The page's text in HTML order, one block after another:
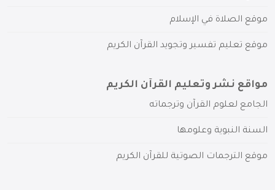
موقع الصلاة في الإسلام
موقع تعليم تفسير وتجويد القرآن الكريم
مواقع نشر وتعليم القرآن الكريم
الجامع لعلوم القرآن وترجماته
السنة النبوية وعلومها
موقع الترجمات الصوتية للقرآن الكريم